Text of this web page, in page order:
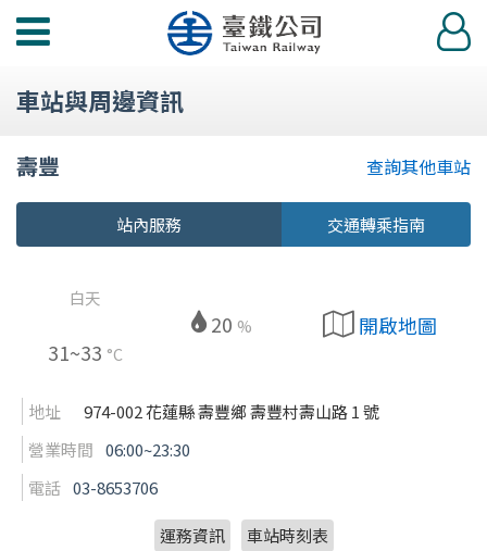
功
選
登
入
車站與周邊資訊
壽豐 查詢其他車站
站內服務 交通轉乘指南
白天
31~33 °C
20 % 開啟地圖
地址
974-002 花蓮縣 壽豐鄉 壽豐村壽山路 1 號
營業時間 06:00~23:30
電話 03-8653706
運務資訊 車站時刻表